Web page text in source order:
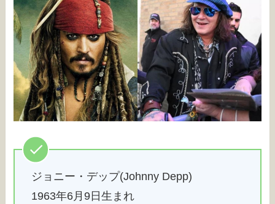
ジョニー・デップ(Johnny Depp)
1963年6月9日生まれ